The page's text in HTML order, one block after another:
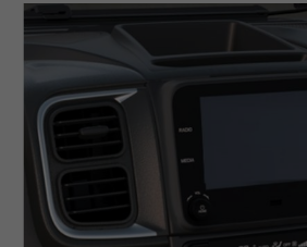
haut de gamme avec son écran HD
technologie Android. La navigation
fois via
Apple CarPlay™ / Android Auto™ ,
cartes
3D TOM TOM. Pour une interaction
utiliser
la reconnaissance vocale.
commandes au volant et la gestion